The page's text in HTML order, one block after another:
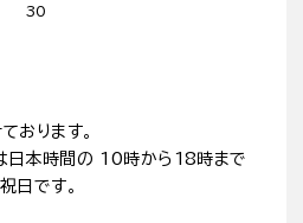
30
おります。
日本時間の 10時から18時まで
日です。